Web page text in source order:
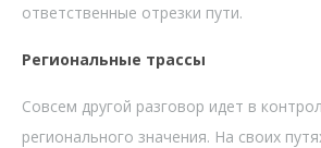
ответственные отрезки пути.
Региональные трассы
Совсем другой разговор идет в
регионального значения. На своих